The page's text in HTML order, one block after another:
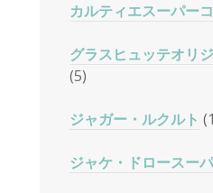
カルティエスーパー
グラスヒュッテオリ
(5)
ジャガー・ルクルト
ジャケ・ドロースー